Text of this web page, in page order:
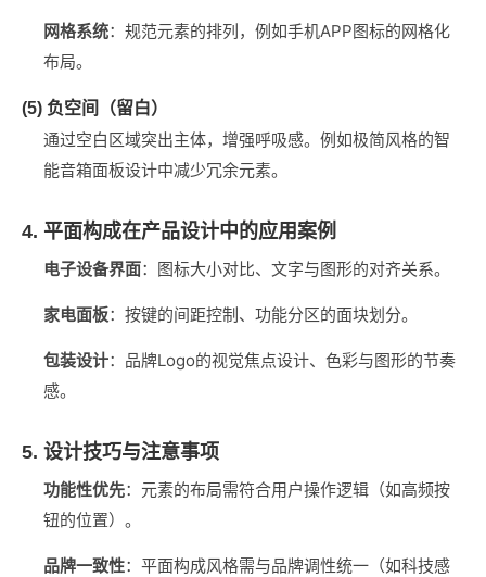
网格系统‌：规范元素的排列，例如手机APP图标的网格化
布局。
(5) 负空间（留白）
通过空白区域突出主体，增强呼吸感。例如极简风格的智
能音箱面板设计中减少冗余元素。
4. 平面构成在产品设计中的应用案例
电子设备界面‌：图标大小对比、文字与图形的对齐关系。
家电面板‌：按键的间距控制、功能分区的面块划分。
包装设计‌：品牌Logo的视觉焦点设计、色彩与图形的节奏
感。
5. 设计技巧与注意事项
功能性优先‌：元素的布局需符合用户操作逻辑（如高频按
钮的位置）。
品牌一致性‌：平面构成风格需与品牌调性统一（如科技感